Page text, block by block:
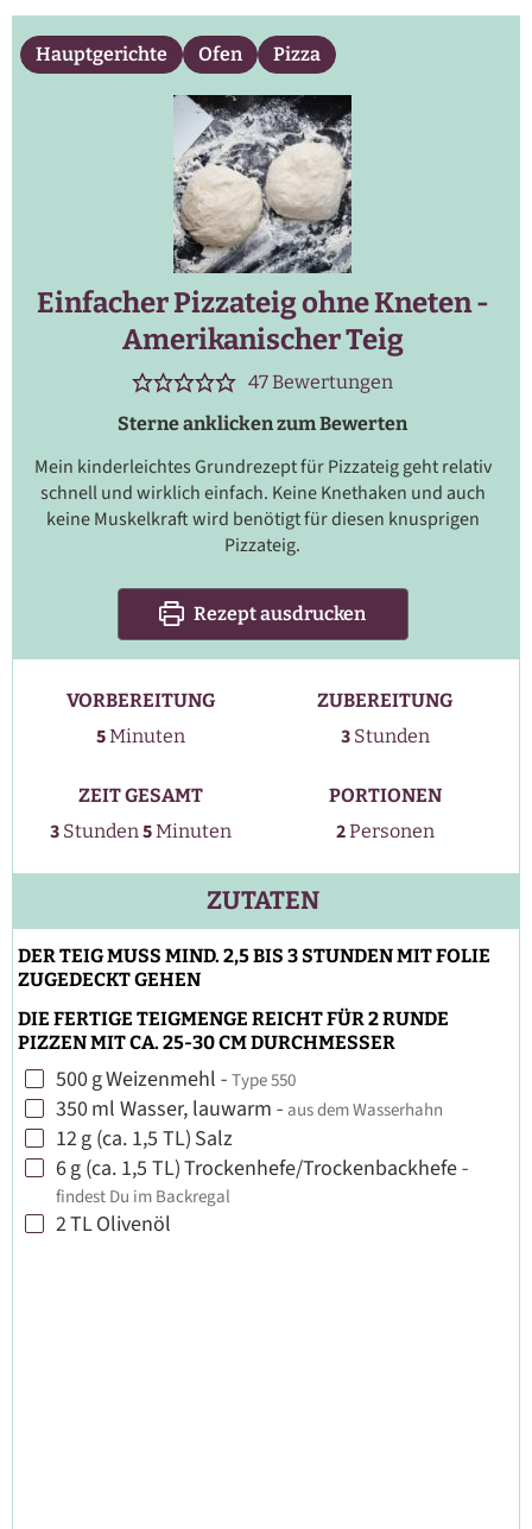
Hauptgerichte Ofen Pizza
Einfacher Pizzateig ohne Kneten -
Amerikanischer Teig
47Bewertungen
Sterne anklicken zum Bewerten
Mein kinderleichtes Grundrezept für Pizzateig geht relativ
schnell und wirklich einfach. Keine Knethaken und auch
keine Muskelkraft wird benötigt für diesen knusprigen
Pizzateig.
Rezept ausdrucken
VORBEREITUNG
5Minuten
Minuten
ZUBEREITUNG
3Stunden
Stunden
ZEIT GESAMT
3Stunden
Stunden5Minuten
Minuten
PORTIONEN
2Personen
ZUTATEN
DER TEIG MUSS MIND. 2,5 BIS 3 STUNDEN MIT FOLIE
ZUGEDECKT GEHEN
DIE FERTIGE TEIGMENGE REICHT FÜR 2 RUNDE
PIZZEN MIT CA. 25-30 CM DURCHMESSER
▢
500gWeizenmehl - Type 550
▢
350ml Wasser, lauwarm - aus dem Wasserhahn
▢
12g (ca. 1,5 TL) Salz
▢
6g (ca. 1,5 TL)Trockenhefe/Trockenbackhefe -
findest Du im Backregal
▢
2TLOlivenöl